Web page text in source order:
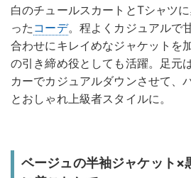
白のチュールスカートとTシャツ
った コーデ。程よくカジュアルで
合わせにキレイめなジャケットを
の引き締め役としても活躍。足元
カーでカジュアルダウンさせて、
とおしゃれ上級者スタイルに。
ベージュの半袖ジャケット×